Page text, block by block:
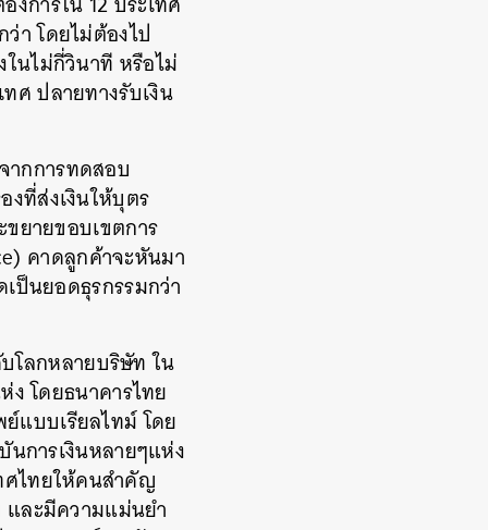
ว่าโดยไม่ต้องไป
นไม่กี่วินาที หรือไม่
ศ ปลายทางรับเงิน
ากการทดสอบ
ที่ส่งเงินให้บุตร
ยายขอบเขตการ
คาดลูกค้าจะหันมา
ป็นยอดธุรกรรมกว่า
โลกหลายบริษัท ใน
ง โดยธนาคารไทย
แบบเรียลไทม์ โดย
การเงินหลายๆแห่ง
ศไทยให้คนสำคัญ
และมีความแม่นยำ